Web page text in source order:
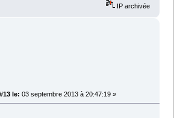
IP archivée
le: 03 septembre 2013 à 20:47:19 »